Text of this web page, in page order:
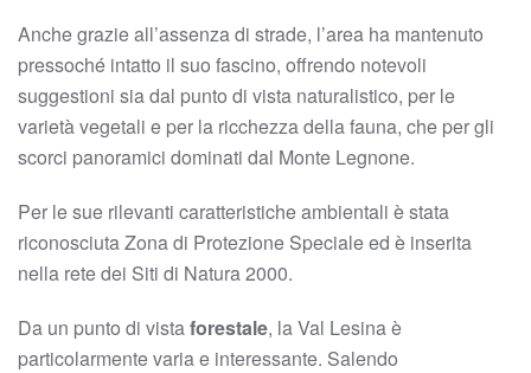
Anche grazie all’assenza di strade, l’area ha mantenuto
pressoché intatto il suo fascino, offrendo notevoli
suggestioni sia dal punto di vista naturalistico, per le
varietà vegetali e per la ricchezza della fauna, che per gli
scorci panoramici dominati dal Monte Legnone.
Per le sue rilevanti caratteristiche ambientali è stata
riconosciuta Zona di Protezione Speciale ed è inserita
nella rete dei Siti di Natura 2000.
Da un punto di vistaforestale, la Val Lesina è
particolarmente varia e interessante. Salendo